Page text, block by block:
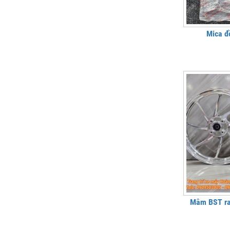
Mica
Mâm BST